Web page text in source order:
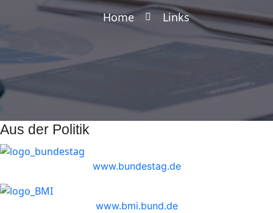
Home Links
Aus der Politik
www.bundestag.de
www.bmi.bund.de